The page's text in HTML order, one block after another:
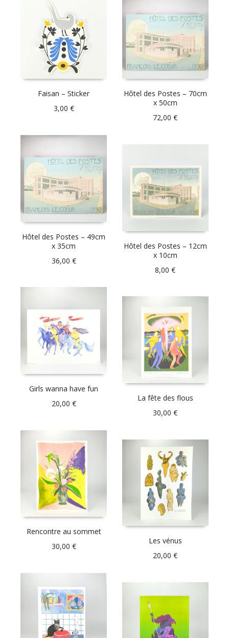
Faisan – Sticker
3,00 €
Hôtel des Postes – 70cm
x 50cm
72,00€
Hôtel des Postes – 49cm
x 35cm
36,00 €
Hôtel des Postes – 12cm
x 10cm
8,00€
Girls wanna have fun
20,00 €
La fête des flous
30,00€
Rencontre au sommet
30,00 €
Les vénus
20,00€